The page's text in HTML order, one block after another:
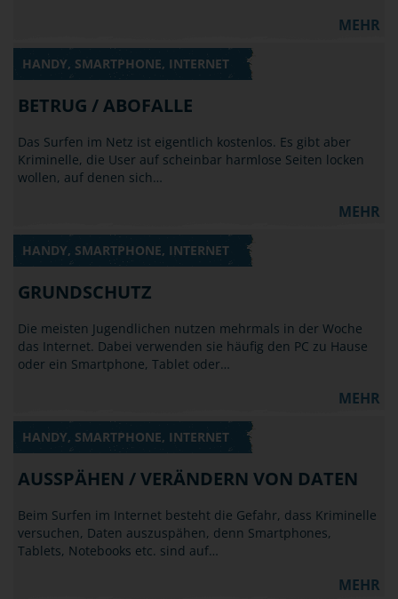
MEHR
HANDY, SMARTPHONE, INTERNET
BETRUG / ABOFALLE
Das Surfen im Netz ist eigentlich kostenlos. Es gibt aber
Kriminelle, die User auf scheinbar harmlose Seiten locken
wollen, auf denen sich…
MEHR
HANDY, SMARTPHONE, INTERNET
GRUNDSCHUTZ
Die meisten Jugendlichen nutzen mehrmals in der Woche
das Internet. Dabei verwenden sie häufig den PC zu Hause
oder ein Smartphone, Tablet oder…
MEHR
HANDY, SMARTPHONE, INTERNET
AUSSPÄHEN / VERÄNDERN VON DATEN
Beim Surfen im Internet besteht die Gefahr, dass Kriminelle
versuchen, Daten auszuspähen, denn Smartphones,
Tablets, Notebooks etc. sind auf…
MEHR